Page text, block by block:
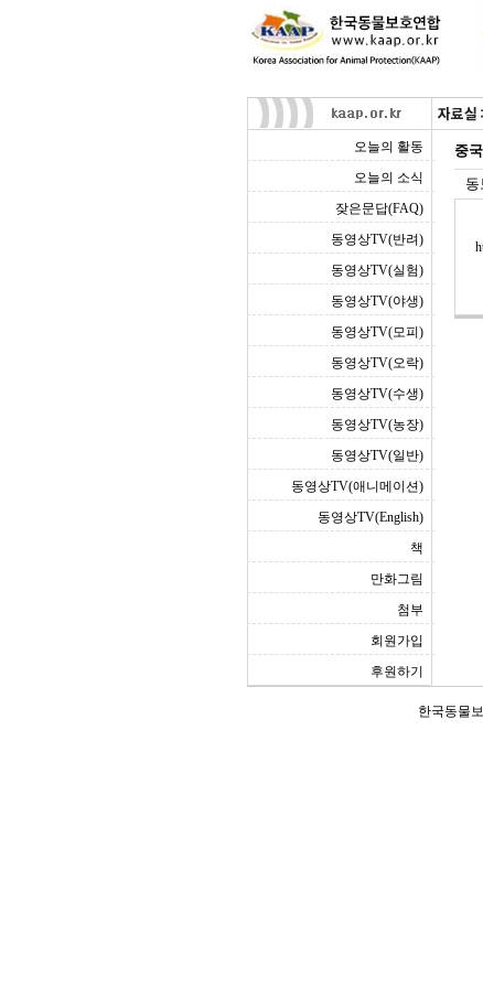
오늘의 활동
오늘의 소식
잦은문답(FAQ)
동영상TV(반려)
동영상TV(실험)
동영상TV(야생)
동영상TV(모피)
동영상TV(오락)
동영상TV(수생)
동영상TV(농장)
동영상TV(일반)
동영상TV(애니메이션)
동영상TV(English)
책
만화그림
첨부
회원가입
후원하기
중
동
한국동물